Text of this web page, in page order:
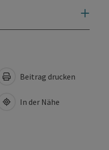
Beitrag drucken
In der Nähe